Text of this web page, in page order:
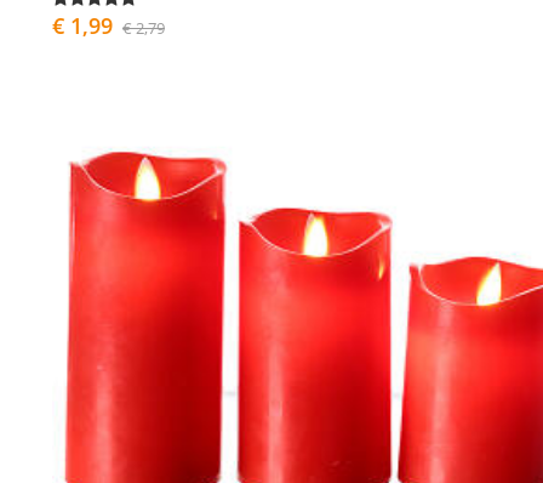
€ 1,99 € 2,79